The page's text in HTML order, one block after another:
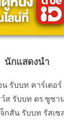
นักแสดงนำ
น รับบท คาร์เตอร์
ส รับบท ดร.ซูซา
กสัน รับบท รัสเ